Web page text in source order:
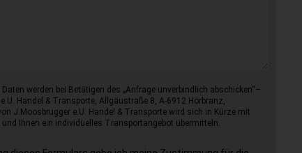
werden bei Betätigen des „Anfrage unverbindlich abschicken“–
Handel & Transporte, Allgäustraße 8, A-6912 Hörbranz,
J.Moosbrugger e.U. Handel & Transporte wird sich in Kürze mit
und Ihnen ein individuelles Transportangebot übermitteln.